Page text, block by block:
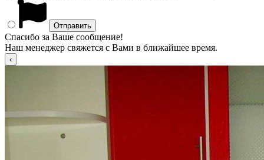
Спасибо за Ваше сообщение!
Наш менеджер свяжется с Вами в ближайшее время.